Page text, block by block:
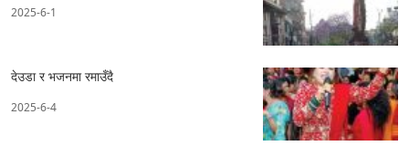
2025-6-1
देउडा र भजनमा रमाउँदै
2025-6-4